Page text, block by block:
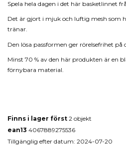
Spela hela dagen i det här basketlinnet
Det är gjort i mjuk och luftig mesh som
tränar.
Den lösa passformen ger rörelsefrihet på
Minst 70 % av den här produkten är en
förnybara material.
Finns i lager först 2 objekt
ean13 4067889275536
Tillgänglig efter datum: 2024-07-20